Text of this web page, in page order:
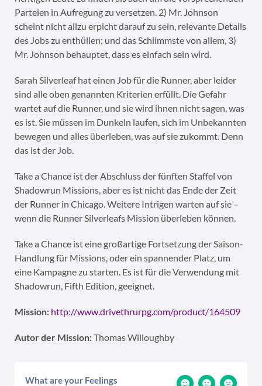
Parteien in Aufregung zu versetzen. 2) Mr. Johnson
scheint nicht allzu erpicht darauf zu sein, relevante Details
des Jobs zu enthüllen; und das Schlimmste von allem, 3)
Mr. Johnson behauptet, dass es einfach sein wird.
Sarah Silverleaf hat einen Job für die Runner, aber leider
sind alle oben genannten Kriterien erfüllt. Die Gefahr
wartet auf die Runner, und sie wird ihnen nicht sagen, was
es ist. Sie müssen im Dunkeln laufen, sich im Unbekannten
bewegen und alles überleben, was auf sie zukommt. Denn
das ist der Job.
Take a Chance ist der Abschluss der fünften Staffel von
Shadowrun Missions, aber es ist nicht das Ende der Zeit
der Runner in Chicago. Weitere Intrigen warten auf sie –
wenn die Runner Silverleafs Mission überleben können.
Take a Chance ist eine großartige Fortsetzung der Saison-
Handlung für Missions, oder ein spannender Platz, um
eine Kampagne zu starten. Es ist für die Verwendung mit
Shadowrun, Fifth Edition, geeignet.
Mission: http://www.drivethrurpg.com/product/164509
Autor der Mission:Thomas Willoughby
What are your Feelings